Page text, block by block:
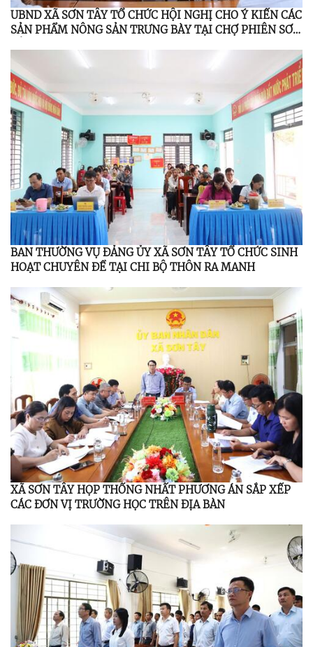
UBND XÃ SƠN TÂY TỔ CHỨC HỘI NGHỊ CHO Ý KIẾN CÁC
SẢN PHẨM NÔNG SẢN TRƯNG BÀY TẠI CHỢ PHIÊN SƠN
BAN THƯỜNG VỤ ĐẢNG ỦY XÃ SƠN TÂY TỔ CHỨC SINH
HOẠT CHUYÊN ĐỀ TẠI CHI BỘ THÔN RA MANH
XÃ SƠN TÂY HỌP THỐNG NHẤT PHƯƠNG ÁN SẮP XẾP
CÁC ĐƠN VỊ TRƯỜNG HỌC TRÊN ĐỊA BÀN